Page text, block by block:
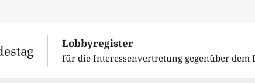
Lobbyregister
für die Interessenvertretung gegenüber dem